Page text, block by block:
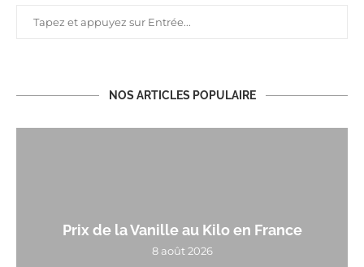
NOS ARTICLES POPULAIRE
Prix de la Vanille au Kilo en France
8 août 2026